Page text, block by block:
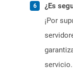
¿Es
¡Por